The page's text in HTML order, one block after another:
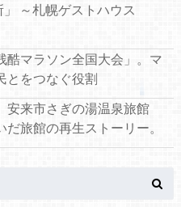
～札幌ゲストハウス
酷マラソン全国大会」。マ
とをつなぐ役割
安来市さぎの湯温泉旅館
だ旅館の再生ストーリー。